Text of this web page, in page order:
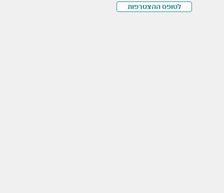
לטופס ההצטרפות